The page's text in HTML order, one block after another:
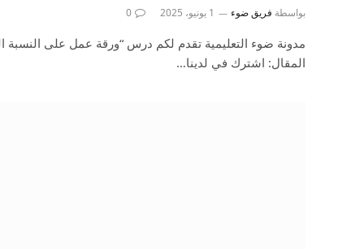
بواسطة فريق ضوء 1 يونيو، 2025 0
مدونة ضوء التعليمية تقدم لكم درس “ورقة عمل على النسبة
المقال: اشترك في لدينا…